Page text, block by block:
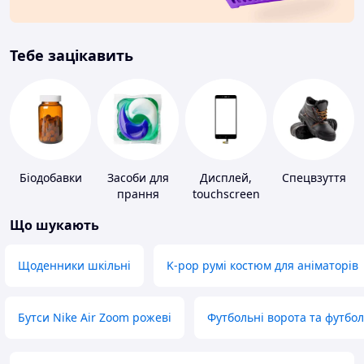
Тебе зацікавить
Біодобавки
Засоби для
прання
Дисплей,
touchscreen
Спецвзуття
Що шукають
Щоденники шкільні K-pop румі костюм для аніматорів
Бутси Nike Air Zoom рожеві Футбольні ворота та